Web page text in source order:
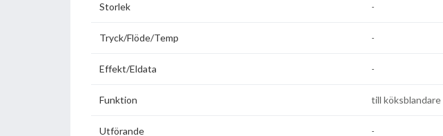
Storlek -
Tryck/Flöde/Temp -
Effekt/Eldata -
Funktion till köksblandare
Utförande -